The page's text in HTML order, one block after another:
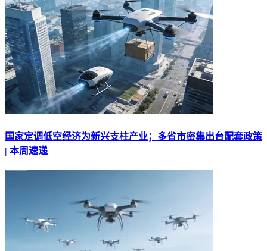
国家定调低空经济为新兴支柱产业；多省市密集出台配套政策
| 本周速递